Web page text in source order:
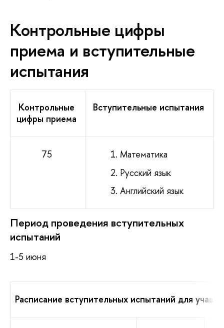
Контрольные цифры
приема и вступительные
испытания
Контрольные
цифры приема
Вступительные испытания
75
Математика
Русский язык
Английский язык
Период проведения вступительных
испытаний
1-5 июня
Расписание вступительных испытаний для